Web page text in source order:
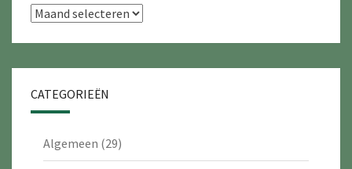
Archieven
CATEGORIEËN
Algemeen (29)